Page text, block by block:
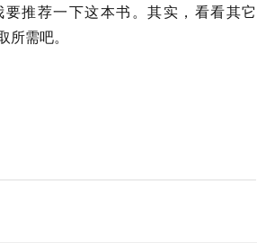
推荐一下这本书。其实，看看其它
需吧。